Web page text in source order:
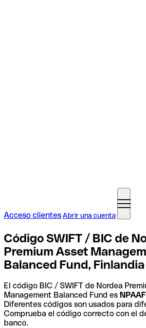
Acceso clientesAbrir una cuenta
Código SWIFT / BIC de
Premium Asset
Balanced Fund, Finlandia
El código BIC / SWIFT de Nordea
Management Balanced Fund es
Diferentes códigos son usados para
Comprueba el código correcto con el
banco.